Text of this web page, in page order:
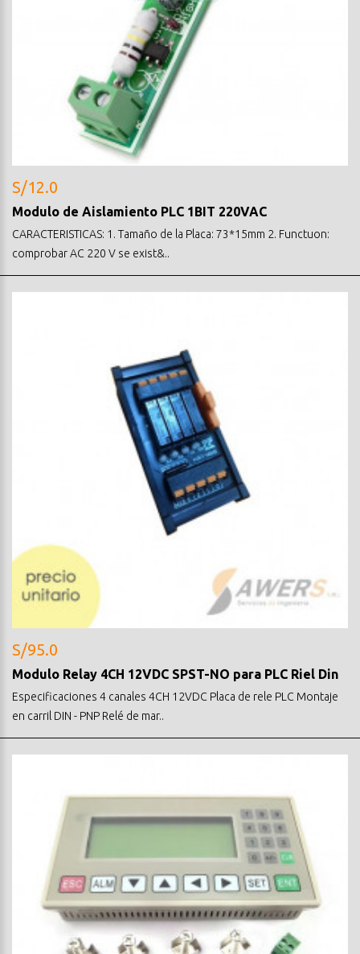
S/12.0
Modulo de Aislamiento PLC 1BIT 220VAC
CARACTERISTICAS: 1. Tamaño de la Placa: 73*15mm 2. Functuon:
comprobar AC 220 V se exist&..
S/95.0
Modulo Relay 4CH 12VDC SPST-NO para PLC Riel Din
Especificaciones 4 canales 4CH 12VDC Placa de rele PLC Montaje
en carril DIN - PNP Relé de mar..